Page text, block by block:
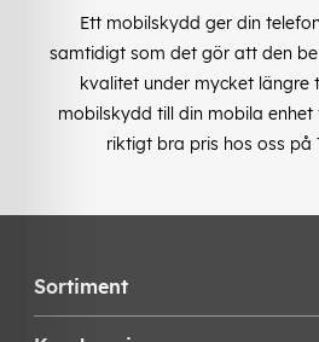
Ett mobilskydd ger din
samtidigt som det gör att den
kvalitet under mycket längre
mobilskydd till din mobila
riktigt bra pris hos oss på
Sortiment